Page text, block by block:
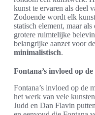
kunst te ervaren als deel
Zodoende wordt elk
statisch element, maar
grotere ruimtelijke
belangrijke aanzet voor
minimalistisch.
Fontana’s invloed op
Fontana’s invloed op de
het werk van vele
Judd en Dan Flavin